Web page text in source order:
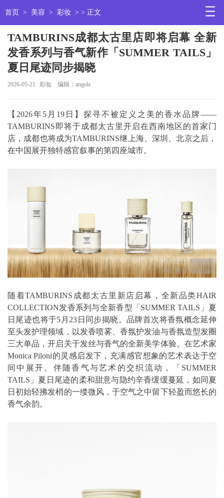
首页 > 美容 > 彩妆 > > 正文
TAMBURINS成都太古里店即将启幕 全新
发香系列与香气新作「SUMMER TAILS」
夏日尾迹同步揭晓
2026-05-21 彩妆 编辑：angela
【2026年5月19日】探寻不被定义之美的香水品牌——
TAMBURINS即将于成都太古里开启在西南地区的首家门
店，成都也将成为TAMBURINS继上海、深圳、北京之后，
在中国展开独特感官叙事的第四座城市。
随着TAMBURINS成都太古里新店启幕，全新品类HAIR
COLLECTION发香系列与全新香型「SUMMER TAILS」夏
日尾迹也将于5月23日同步揭晓。品牌首次将香氛概念延伸
至头发护理领域，以发香喷雾、香氛护发油与香氛造型发圈
三大单品，开启关于发丝与香气的全新美学体验。在艺术家
Monica Piloni的灵感启发下，充满感官想象的艺术表达于空
间中展开。伴随香气与艺术的交织流动，「SUMMER
TAILS」夏日尾迹的柔和甜意与隐约辛香缓缓蔓延，如同夏
日初始轻拂发梢的一缕微风，于空气之中留下轻盈而悠长的
香气余韵。